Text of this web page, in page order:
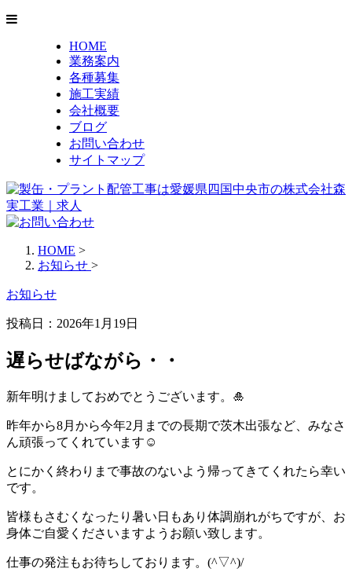
HOME
業務案内
各種募集
施工実績
会社概要
ブログ
お問い合わせ
サイトマップ
HOME >
お知らせ >
お知らせ
投稿日：2026年1月19日
遅らせばながら・・
新年明けましておめでとうございます。🎍
昨年から8月から今年2月までの長期で茨木出張など、みなさ
ん頑張ってくれています☺
とにかく終わりまで事故のないよう帰ってきてくれたら幸い
です。
皆様もさむくなったり暑い日もあり体調崩れがちですが、お
身体ご自愛くださいますようお願い致します。
仕事の発注もお待ちしております。(^▽^)/